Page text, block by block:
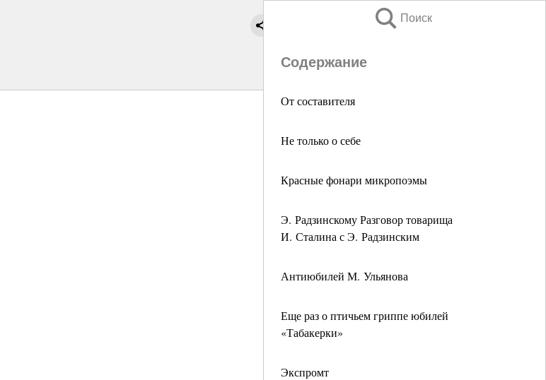
Поиск
Содержание
От составителя
Не только о себе
Красные фонари микропоэмы
Э. Радзинскому Разговор товарища
И. Сталина с Э. Радзинским
Антиюбилей М. Ульянова
Еще раз о птичьем гриппе юбилей
«Табакерки»
Экспромт